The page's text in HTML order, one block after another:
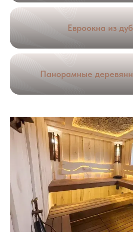
Евроокна из
Панорамные